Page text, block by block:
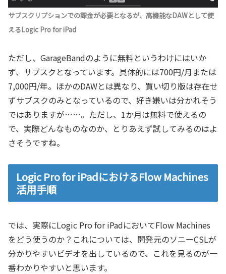
サブスクリプションでの課金が必要となるが、高機能なDAWとして使
えるLogic Pro for iPad
ただし、GarageBandのように無料というわけにはいか
ず、サブスクとなっています。具体的には700円/月または
7,000円/年。ほかのDAWとは異なり、買い切り版は存在せ
ずサブスクのみとなっているので、好き嫌いは分かれそう
ではありますが……。ただし、1か月は無料で使えるの
で、実際どんなものなのか、とりあえず試してみるのはよ
さそうですね。
Logic Pro for iPadにおけるFlow Machines
活用手順
では、実際にLogic Pro for iPadにおいてFlow Machines
をどう使うのか？これについては、開発元のソニーCSLが
分かりやすいビデオを出しているので、これを見るのが一
番わかりやすいと思います。